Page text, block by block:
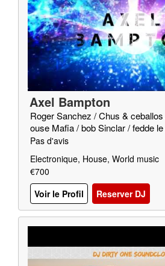
Axel Bampton
Roger Sanchez / Chus &
ouse Mafia / bob Sinclar / fedde
Pas d'avis
Electronique, House, World music
€700
Voir le Profil
Reserver DJ